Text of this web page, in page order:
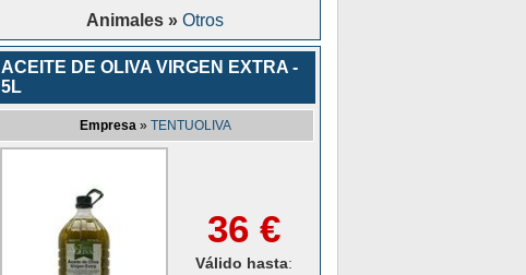
Animales » Otros
ACEITE DE OLIVA VIRGEN EXTRA -
5L
Empresa» TENTUOLIVA
36 €
Válido hasta: